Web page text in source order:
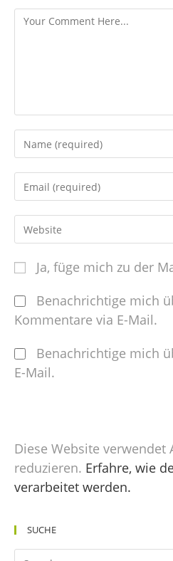
Ja, füge mich zu der
Benachrichtige mich
Kommentare via E-Mail.
Benachrichtige mich
E-Mail.
Diese Website verwendet
reduzieren. Erfahre, wie
verarbeitet werden.
SUCHE